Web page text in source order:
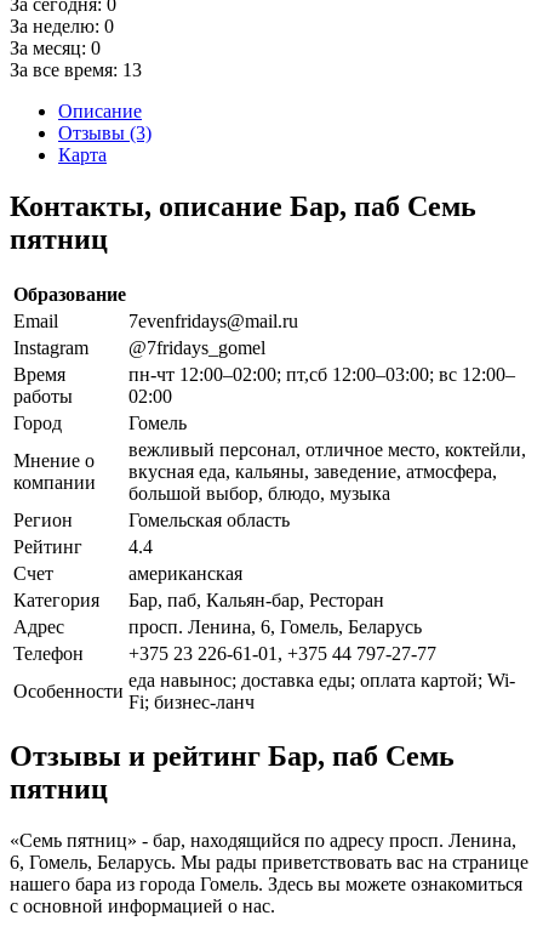
За неделю: 0
За месяц: 0
За все время: 13
Описание
Отзывы (3)
Карта
Контакты, описание Бар, паб Семь
пятниц
Образование
Email
7evenfridays@mail.ru
Instagram
@7fridays_gomel
Время
работы
пн-чт 12:00–02:00; пт,сб 12:00–03:00; вс 12:00–
02:00
Город
Гомель
Мнение о
компании
вежливый персонал, отличное место, коктейли,
вкусная еда, кальяны, заведение, атмосфера,
большой выбор, блюдо, музыка
Регион
Гомельская область
Рейтинг
4.4
Счет
американская
Категория
Бар, паб, Кальян-бар, Ресторан
Адрес
просп. Ленина, 6, Гомель, Беларусь
Телефон
+375 23 226-61-01, +375 44 797-27-77
Особенности
еда навынос; доставка еды; оплата картой; Wi-
Fi; бизнес-ланч
Отзывы и рейтинг Бар, паб Семь
пятниц
«Семь пятниц» - бар, находящийся по адресу просп. Ленина,
6, Гомель, Беларусь. Мы рады приветствовать вас на странице
нашего бара из города Гомель. Здесь вы можете ознакомиться
с основной информацией о нас.